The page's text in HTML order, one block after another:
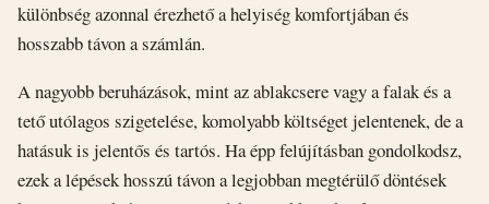
különbség azonnal érezhető a helyiség komfortjában és
hosszabb távon a számlán.
A nagyobb beruházások, mint az ablakcsere vagy a falak és a
tető utólagos szigetelése, komolyabb költséget jelentenek, de a
hatásuk is jelentős és tartós. Ha épp felújításban gondolkodsz,
ezek a lépések hosszú távon a legjobban megtérülő döntések